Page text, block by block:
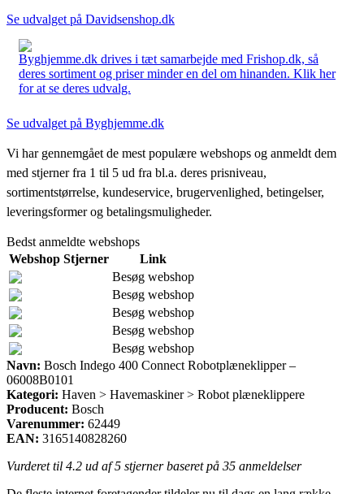
Se udvalget på Davidsenshop.dk
Byghjemme.dk drives i tæt samarbejde med Frishop.dk, så
deres sortiment og priser minder en del om hinanden. Klik her
for at se deres udvalg.
Se udvalget på Byghjemme.dk
Vi har gennemgået de mest populære webshops og anmeldt dem
med stjerner fra 1 til 5 ud fra bl.a. deres prisniveau,
sortimentstørrelse, kundeservice, brugervenlighed, betingelser,
leveringsformer og betalingsmuligheder.
Bedst anmeldte webshops
Webshop Stjerner
Link
Besøg webshop
Besøg webshop
Besøg webshop
Besøg webshop
Besøg webshop
Navn: Bosch Indego 400 Connect Robotplæneklipper –
06008B0101
Kategori: Haven > Havemaskiner > Robot plæneklippere
Producent: Bosch
Varenummer: 62449
EAN: 3165140828260
Vurderet til 4.2 ud af 5 stjerner baseret på 35 anmeldelser